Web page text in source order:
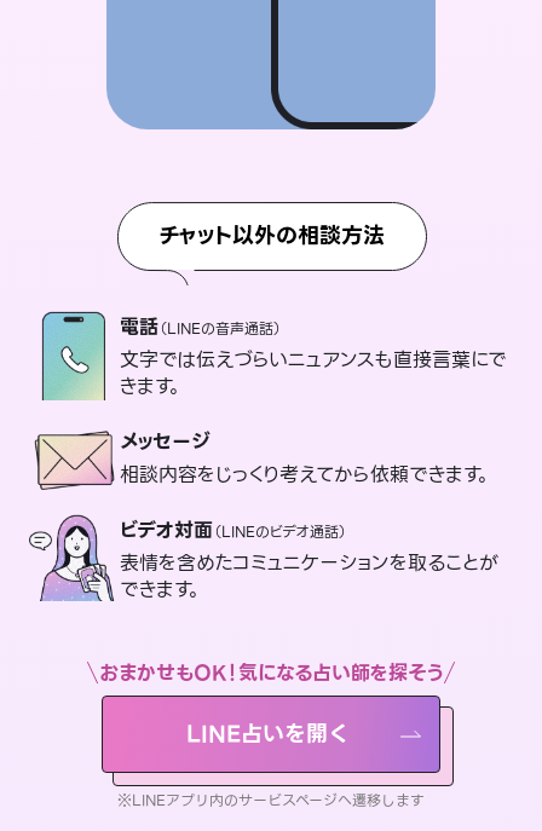
チャット以外の相談方法
電話（LINEの音声通話）
文字では伝えづらいニュアンスも直接言葉にで
きます。
メッセージ
相談内容をじっくり考えてから依頼できます。
ビデオ対面（LINEのビデオ通話）
表情を含めたコミュニケーションを取ることが
できます。
おまかせもOK！気になる占い師を探そう
LINE占いを開く
※LINEアプリ内のサービスページへ遷移します